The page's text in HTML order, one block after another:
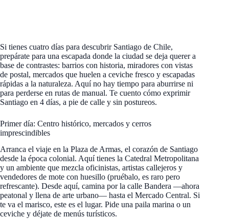
Si tienes cuatro días para descubrir Santiago de Chile,
prepárate para una escapada donde la ciudad se deja querer a
base de contrastes: barrios con historia, miradores con vistas
de postal, mercados que huelen a ceviche fresco y escapadas
rápidas a la naturaleza. Aquí no hay tiempo para aburrirse ni
para perderse en rutas de manual. Te cuento cómo exprimir
Santiago en 4 días, a pie de calle y sin postureos.
Primer día: Centro histórico, mercados y cerros
imprescindibles
Arranca el viaje en la Plaza de Armas, el corazón de Santiago
desde la época colonial. Aquí tienes la Catedral Metropolitana
y un ambiente que mezcla oficinistas, artistas callejeros y
vendedores de mote con huesillo (pruébalo, es raro pero
refrescante). Desde aquí, camina por la calle Bandera —ahora
peatonal y llena de arte urbano— hasta el Mercado Central. Si
te va el marisco, este es el lugar. Pide una paila marina o un
ceviche y déjate de menús turísticos.